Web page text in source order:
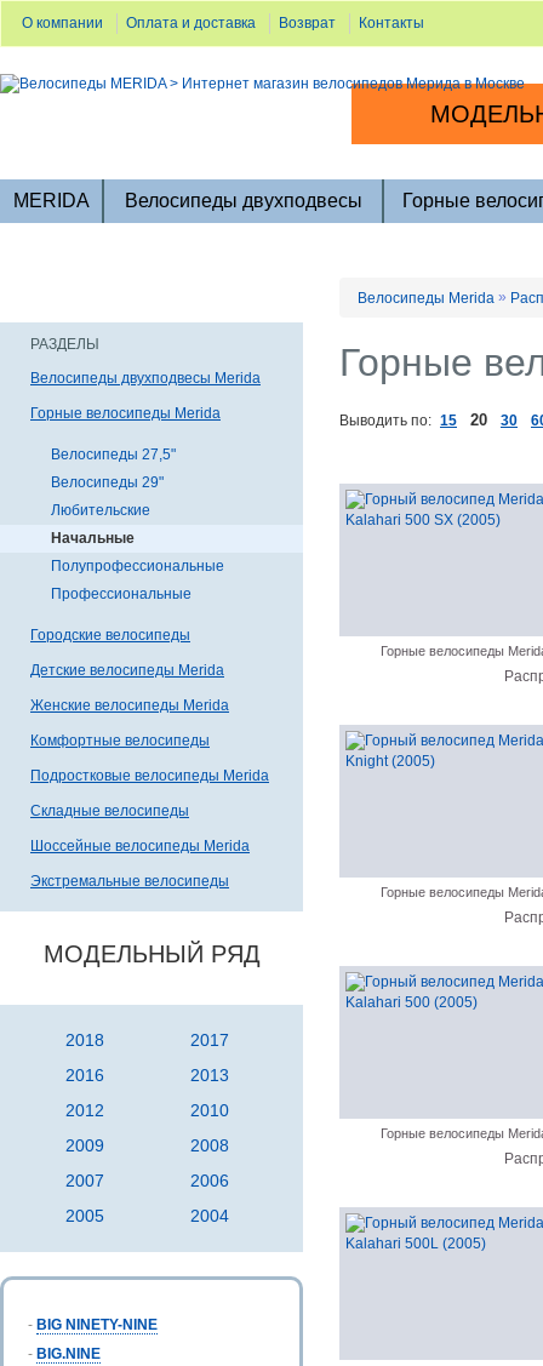
О компании Оплата и доставка Возврат Контакты
MERIDA Велосипеды двухподвесы Горные
РАЗДЕЛЫ
Велосипеды двухподвесы Merida
Горные велосипеды Merida
Велосипеды 27,5"
Велосипеды 29"
Любительские
Начальные
Полупрофессиональные
Профессиональные
Городские велосипеды
Детские велосипеды Merida
Женские велосипеды Merida
Комфортные велосипеды
Подростковые велосипеды Merida
Складные велосипеды
Шоссейные велосипеды Merida
Экстремальные велосипеды
МОДЕЛЬНЫЙ РЯД
2018
2017
2016
2013
2012
2010
2009
2008
2007
2006
2005
2004
- BIG NINETY-NINE
- BIG.NINE
Велосипеды Merida »
Горные
Выводить по: 15 20 30
Горные велосипеды
Горные велосипеды
Горные велосипеды